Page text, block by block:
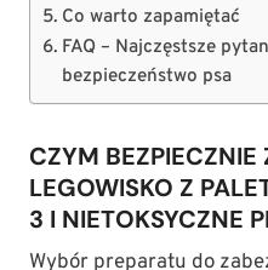
Co warto zapamiętać
FAQ – Najczęstsze
bezpieczeństwo psa
CZYM
LEGOWISKO Z
3 I NIETOKSYCZNE
Wybór preparatu do